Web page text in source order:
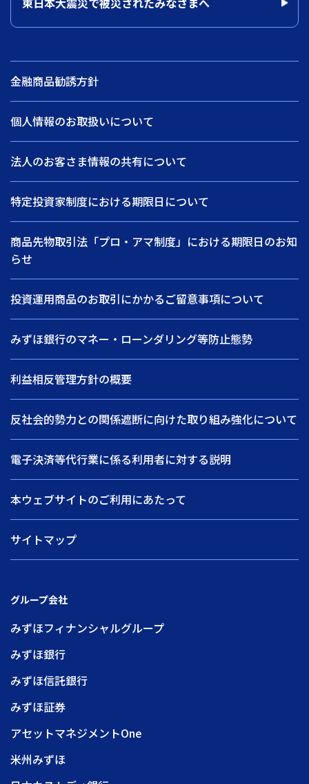
金融商品勧誘方針
個人情報のお取扱いについて
法人のお客さま情報の共有について
特定投資家制度における期限日について
商品先物取引法「プロ・アマ制度」における期限日のお知
らせ
投資運用商品のお取引にかかるご留意事項について
みずほ銀行のマネー・ローンダリング等防止態勢
利益相反管理方針の概要
反社会的勢力との関係遮断に向けた取り組み強化について
電子決済等代行業に係る利用者に対する説明
本ウェブサイトのご利用にあたって
サイトマップ
グループ会社
みずほフィナンシャルグループ
みずほ銀行
みずほ信託銀行
みずほ証券
アセットマネジメントOne
米州みずほ